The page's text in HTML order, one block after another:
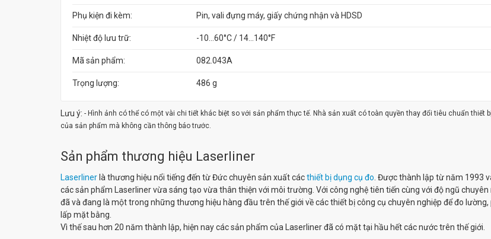
Phụ kiện đi kèm: Pin, vali đựng máy, giấy chứng nhận và HDSD
Nhiệt độ lưu trữ: -10…60°C / 14…140°F
Mã sản phẩm: 082.043A
Trọng lượng: 486 g
Lưu ý: - Hình ảnh có thể có một vài chi tiết khác biệt so với sản phẩm thực tế. Nhà sản xuất có toàn quyền thay đổi tiêu chuẩn thiết
của sản phẩm mà không cần thông báo trước.
Sản phẩm thương hiệu Laserliner
Laserliner là thương hiệu nổi tiếng đến từ Đức chuyên sản xuất cácthiết bị dụng cụ đo . Được thành lập từ năm 1993
các sản phẩm Laserliner vừa sáng tạo vừa thân thiện với môi trường. Với công nghệ tiên tiến cùng với độ ngũ chuyên
đã và đang là một trong những thương hiệu hàng đầu trên thế giới về các thiết bị công cụ chuyên nghiệp để đo lường,
lấp mặt bằng.
Vì thế sau hơn 20 năm thành lập, hiện nay các sản phẩm của Laserliner đã có mặt tại hầu hết các nước trên thế giới.